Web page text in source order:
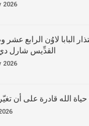
2026
البابا لاوُن الرابع
القدِّيس شارل
2026
حياة الله قادرة على أن